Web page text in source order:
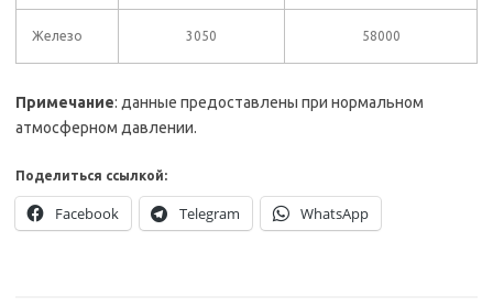
Железо 3050 58000
Примечание: данные предоставлены при нормальном
атмосферном давлении.
Поделиться ссылкой:
Facebook Telegram WhatsApp